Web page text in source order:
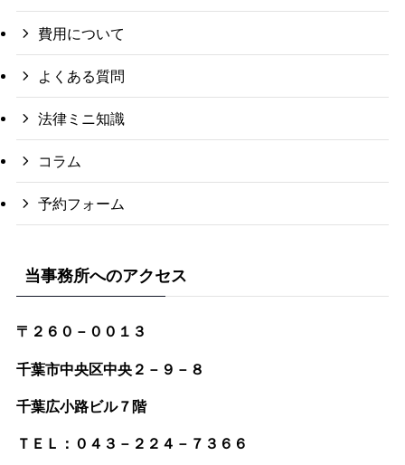
費用について
よくある質問
法律ミニ知識
コラム
予約フォーム
当事務所へのアクセス
〒２６０－００１３
千葉市中央区中央２－９－８
千葉広小路ビル７階
ＴＥＬ：０４３－２２４－７３６６